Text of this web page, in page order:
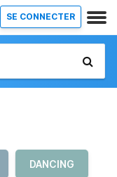
SE CONNECTER
DANCING